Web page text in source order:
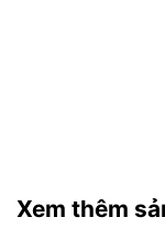
Xem thêm